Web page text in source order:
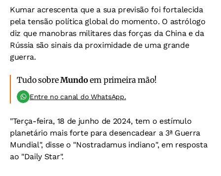
Kumar acrescenta que a sua previsão foi fortalecida
pela tensão política global do momento. O astrólogo
diz que manobras militares das forças da China e da
Rússia são sinais da proximidade de uma grande
guerra.
Tudo sobreMundo em primeira mão!
Entre no canal do WhatsApp.
"Terça-feira, 18 de junho de 2024, tem o estímulo
planetário mais forte para desencadear a 3ª Guerra
Mundial", disse o "Nostradamus indiano", em resposta
ao "Daily Star".